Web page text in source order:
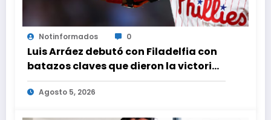
Notinformados 0
Luis Arráez debutó con Filadelfia con
batazos claves que dieron la victoria
ante Nacionales
Agosto 5, 2026